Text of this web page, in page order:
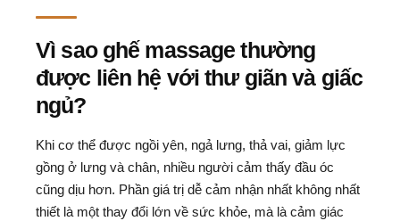
Vì sao ghế massage thường
được liên hệ với thư giãn và giấc
ngủ?
Khi cơ thể được ngồi yên, ngả lưng, thả vai, giảm lực
gồng ở lưng và chân, nhiều người cảm thấy đầu óc
cũng dịu hơn. Phần giá trị dễ cảm nhận nhất không nhất
thiết là một thay đổi lớn về sức khỏe, mà là cảm giác